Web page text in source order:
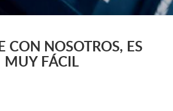
CON NOSOTROS, ES
MUY FÁCIL